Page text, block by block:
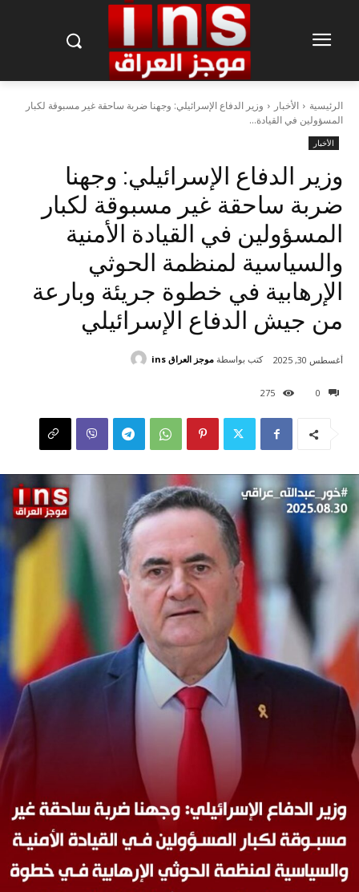
الرئيسية الأخبار
وزير الدفاع الإسرائيلي: وجهنا ضربة ساحقة غير مسبوقة لكبار
المسؤولين في القيادة...
الأخبار
وزير الدفاع الإسرائيلي: وجهنا
ضربة ساحقة غير مسبوقة لكبار
المسؤولين في القيادة الأمنية
والسياسية لمنظمة الحوثي
الإرهابية في خطوة جريئة وبارعة
من جيش الدفاع الإسرائيلي
0
275
أغسطس 30, 2025 كتب بواسطة موجز العراق ins